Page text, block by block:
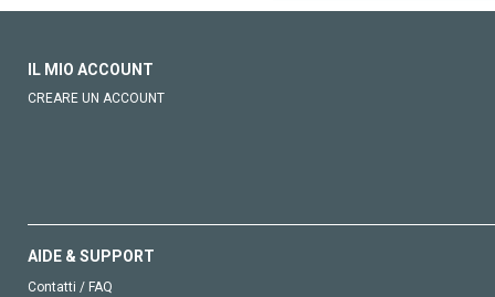
IL MIO ACCOUNT
CREARE UN ACCOUNT
AIDE & SUPPORT
Contatti / FAQ